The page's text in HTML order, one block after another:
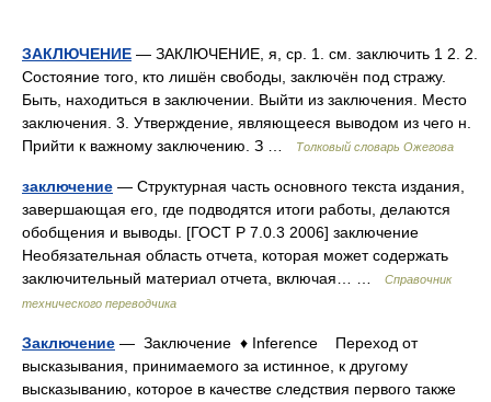
ЗАКЛЮЧЕНИЕ — ЗАКЛЮЧЕНИЕ, я, ср. 1. см. заключить 1 2. 2.
Состояние того, кто лишён свободы, заключён под стражу.
Быть, находиться в заключении. Выйти из заключения. Место
заключения. 3. Утверждение, являющееся выводом из чего н.
Прийти к важному заключению. З …
Толковый словарь Ожегова
заключение — Структурная часть основного текста издания,
завершающая его, где подводятся итоги работы, делаются
обобщения и выводы. [ГОСТ Р 7.0.3 2006] заключение
Необязательная область отчета, которая может содержать
заключительный материал отчета, включая… …
Справочник
технического переводчика
Заключение — Заключение ♦ Inference Переход от
высказывания, принимаемого за истинное, к другому
высказыванию, которое в качестве следствия первого также